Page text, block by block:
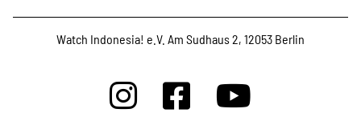
Publikationen
Projekte
Watch Indonesia! e.V. Am Sudhaus 2, 12053 Berlin